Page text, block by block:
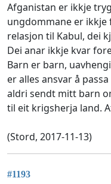
Afganistan er ikkje
ungdommane er ikkje
relasjon til Kabul, dei
Dei anar ikkje kvar
Barn er barn,
er alles ansvar å
aldri sendt mitt barn
til eit krigsherja land.
(Stord, 2017-11-13)
#1193